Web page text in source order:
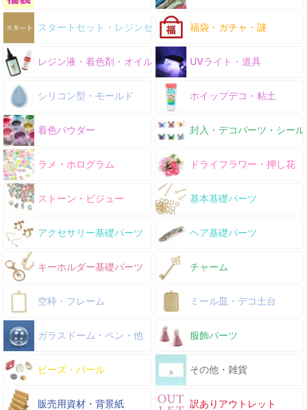
スタートセット・レジンセット 福袋・ガチャ・謎
レジン液・着色剤・オイル UVライト・道具
シリコン型・モールド ホイップデコ・粘土
着色パウダー 封入・デコパーツ・シール
ラメ・ホログラム ドライフラワー・押し花
ストーン・ビジュー 基本基礎パーツ
アクセサリー基礎パーツ ヘア基礎パーツ
キーホルダー基礎パーツ チャーム
空枠・フレーム ミール皿・デコ土台
ガラスドーム・ペン・他 服飾パーツ
ビーズ・パール その他・雑貨
販売用資材・背景紙 訳ありアウトレット